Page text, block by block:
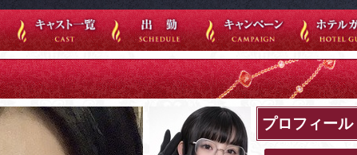
プロフィール